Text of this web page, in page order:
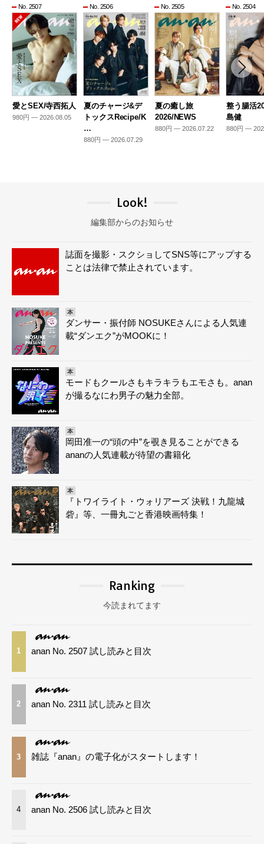
No. 2507
愛とSEX/寺西拓人
980円 — 2026.08.05
No. 2506
夏のチャージ&デ
トックスRecipe/K
…
880円 — 2026.07.29
No. 2505
夏の癒し旅
2026/NEWS
880円 — 2026.07.22
No. 2504
整う腸活
島健
880円 —
Look!
編集部からのお知らせ
誌面を撮影・スクショしてSNS等にアップする
ことは法律で禁止されています。
本
ダンサー・振付師 NOSUKEさんによる人気連
載“ダンエク”がMOOKに！
本
モードもクールさもキラキラもエモさも。anan
が撮るなにわ男子の魅力全部。
本
岡田准一の“頭の中”を覗き見ることができる
ananの人気連載が待望の書籍化
本
『トワイライト・ウォリアーズ 決戦！九龍城
砦』等、一冊丸ごと香港映画特集！
Ranking
今読まれてます
1 anan No. 2507 試し読みと目次
2 anan No. 2311 試し読みと目次
3 雑誌『anan』の電子化がスタートします！
4 anan No. 2506 試し読みと目次